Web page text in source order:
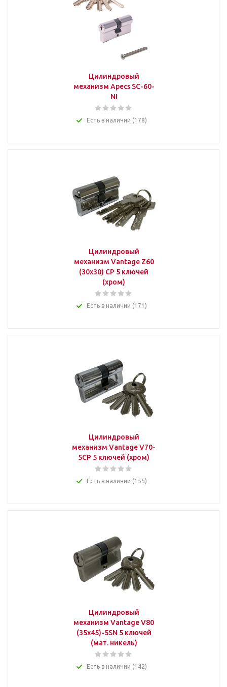
Цилиндровый
механизм Apecs SC-60-
NI
Есть в наличии (178)
Цилиндровый
механизм Vantage Z60
(30x30) CP 5 ключей
(хром)
Есть в наличии (171)
Цилиндровый
механизм Vantage V70-
5CP 5 ключей (хром)
Есть в наличии (155)
Цилиндровый
механизм Vantage V80
(35х45)-5SN 5 ключей
(мат. никель)
Есть в наличии (142)